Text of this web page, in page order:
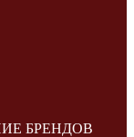
БРЕНДОВ